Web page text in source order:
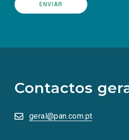
Contactos
geral@pan.com.pt
redes
sociais
numa
nova